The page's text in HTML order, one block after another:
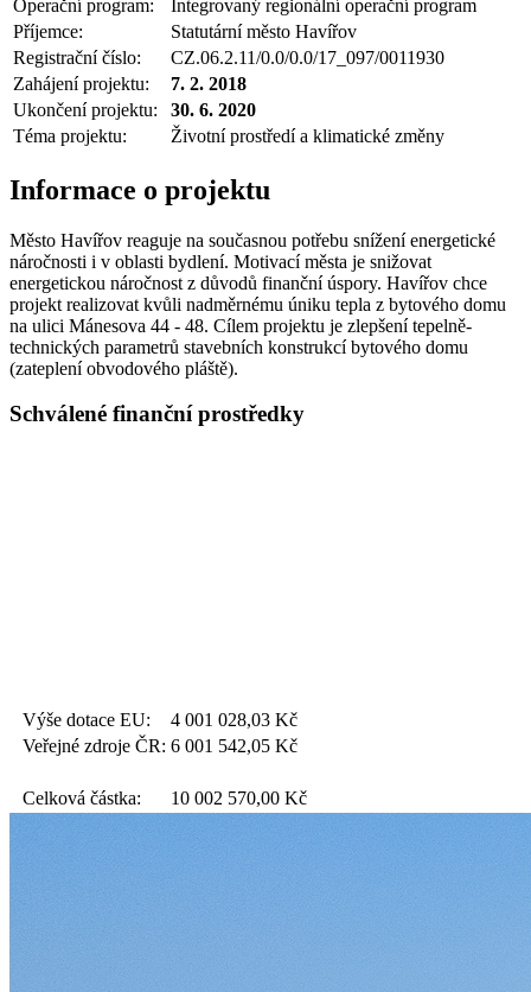
Operační program:
Integrovaný regionální operační program
Příjemce:
Statutární město Havířov
Registrační číslo:
CZ.06.2.11/0.0/0.0/17_097/0011930
Zahájení projektu:
7. 2. 2018
Ukončení projektu:
30. 6. 2020
Téma projektu:
Životní prostředí a klimatické změny
Informace o projektu
Město Havířov reaguje na současnou potřebu snížení energetické
náročnosti i v oblasti bydlení. Motivací města je snižovat
energetickou náročnost z důvodů finanční úspory. Havířov chce
projekt realizovat kvůli nadměrnému úniku tepla z bytového domu
na ulici Mánesova 44 - 48. Cílem projektu je zlepšení tepelně-
technických parametrů stavebních konstrukcí bytového domu
(zateplení obvodového pláště).
Schválené finanční prostředky
Výše dotace EU: 4 001 028,03 Kč
Veřejné zdroje ČR: 6 001 542,05 Kč
Celková částka: 10 002 570,00 Kč